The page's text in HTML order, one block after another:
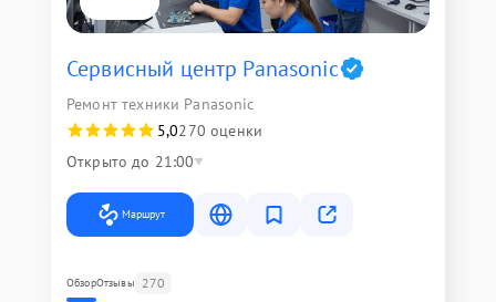
Сервисный центр Panasonic
Ремонт техники Panasonic
5,0270 оценки
Открыто до 21:00
Маршрут
ОбзорОтзывы 270